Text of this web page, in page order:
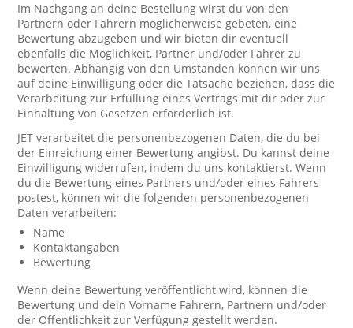
Im Nachgang an deine Bestellung wirst du von den
Partnern oder Fahrern möglicherweise gebeten, eine
Bewertung abzugeben und wir bieten dir eventuell
ebenfalls die Möglichkeit, Partner und/oder Fahrer zu
bewerten. Abhängig von den Umständen können wir uns
auf deine Einwilligung oder die Tatsache beziehen, dass die
Verarbeitung zur Erfüllung eines Vertrags mit dir oder zur
Einhaltung von Gesetzen erforderlich ist.
JET verarbeitet die personenbezogenen Daten, die du bei
der Einreichung einer Bewertung angibst. Du kannst deine
Einwilligung widerrufen, indem du uns kontaktierst. Wenn
du die Bewertung eines Partners und/oder eines Fahrers
postest, können wir die folgenden personenbezogenen
Daten verarbeiten:
Name
Kontaktangaben
Bewertung
Wenn deine Bewertung veröffentlicht wird, können die
Bewertung und dein Vorname Fahrern, Partnern und/oder
der Öffentlichkeit zur Verfügung gestellt werden.